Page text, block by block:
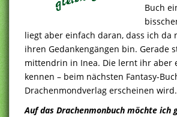
Buch
liegt aber einfach daran, dass ich da
ihren Gedankengängen bin. Gerade
mittendrin in Inea. Die lernt ihr aber
kennen – beim nächsten Fantasy-
Drachenmondverlag erscheinen wird.
Auf das Drachenmonbuch möchte ich